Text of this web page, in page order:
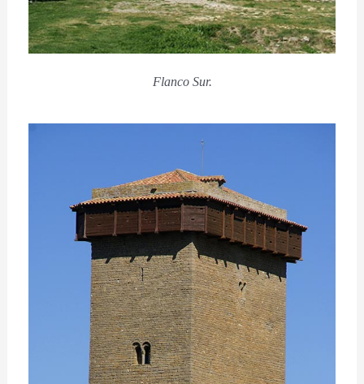
Flanco Sur.